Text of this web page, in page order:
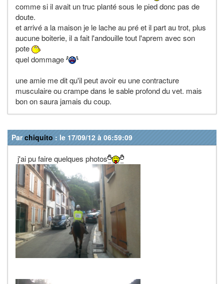
comme si il avait un truc planté sous le pied donc pas de
doute.
et arrivé a la maison je le lache au pré et il part au trot, plus
aucune boiterie, il a fait l'andouille tout l'aprem avec son
pote
quel dommage
une amie me dit qu'il peut avoir eu une contracture
musculaire ou crampe dans le sable profond du vet. mais
bon on saura jamais du coup.
Parchiquito : le 17/09/12 à 06:59:09
j'ai pu faire quelques photos